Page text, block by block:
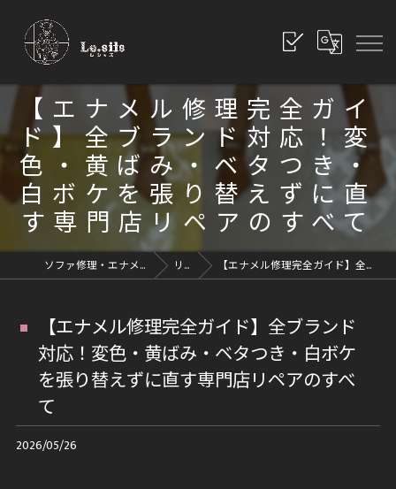
【エナメル修理完全ガイ
ド】全ブランド対応！変
色・黄ばみ・ベタつき・
白ボケを張り替えずに直
す専門店リペアのすべて
ソファ修理・エナメル修理・革修理なら愛知県豊川市のレシッズへ｜全国対応 リペアブログ 【エナメル修理完全ガイド】全ブランド対応！変色・黄ばみ・ベタつき・白ボケを張り替えずに直す専門店リペアのすべて
【エナメル修理完全ガイド】全ブランド
対応！変色・黄ばみ・ベタつき・白ボケ
を張り替えずに直す専門店リペアのすべ
て
2026/05/26